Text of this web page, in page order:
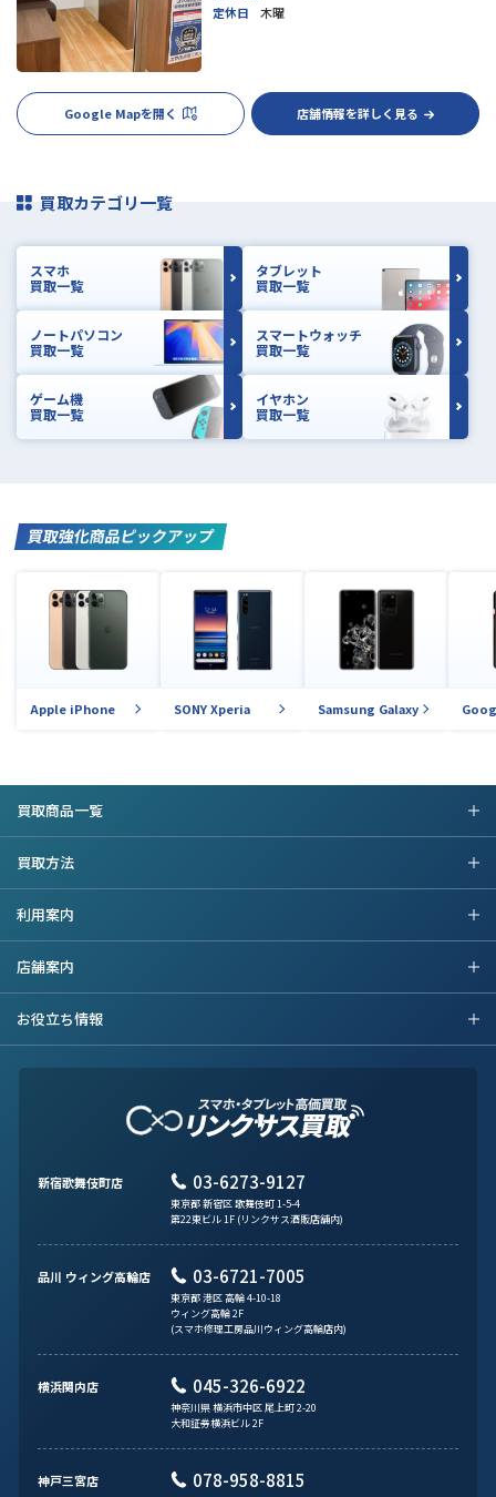
定休日
木曜
Google Mapを開く 店舗情報を詳しく見る
買取カテゴリ一覧
スマホ
買取一覧
タブレット
買取一覧
ノートパソコン
買取一覧
スマートウォッチ
買取一覧
ゲーム機
買取一覧
イヤホン
買取一覧
買取強化商品ピックアップ
Apple iPhone SONY Xperia Samsung Galaxy
買取商品一覧
買取方法
利用案内
店舗案内
お役立ち情報
新宿歌舞伎町店 03-6273-9127
東京都 新宿区 歌舞伎町 1-5-4
第22東ビル 1F (リンクサス酒販店舗内)
品川 ウィング高輪店 03-6721-7005
東京都 港区 高輪 4-10-18
ウィング高輪 2F
(スマホ修理工房品川ウィング高輪店内)
横浜関内店 045-326-6922
神奈川県 横浜市中区 尾上町 2-20
大和証券横浜ビル 2F
神戸三宮店 078-958-8815